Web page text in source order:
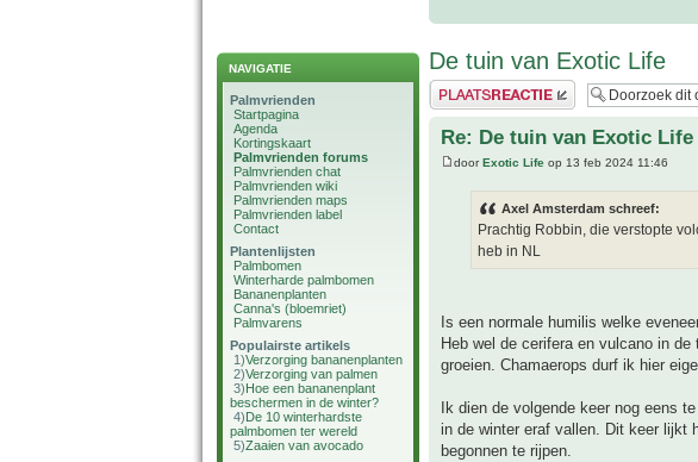
NAVIGATIE
Palmvrienden
Startpagina
Agenda
Kortingskaart
Palmvrienden forums
Palmvrienden chat
Palmvrienden wiki
Palmvrienden maps
Palmvrienden label
Contact
Plantenlijsten
Palmbomen
Winterharde palmbomen
Bananenplanten
Canna's (bloemriet)
Palmvarens
Populairste artikels
1)Verzorging bananenplanten
2)Verzorging van palmen
3)Hoe een bananenplant
beschermen in de winter?
4)De 10 winterhardste
palmbomen ter wereld
5)Zaaien van avocado
De tuin van Exotic Life
Plaats een reactie
Re: De tuin van Exotic Life
doorExotic Life op 13 feb 2024 11:46
Axel Amsterdam schreef:
Prachtig Robbin, die verstopte
heb in NL
Is een normale humilis welke
Heb wel de cerifera en vulcano in
groeien. Chamaerops durf ik hier
Ik dien de volgende keer nog eens
in de winter eraf vallen. Dit keer lijkt
begonnen te rijpen.